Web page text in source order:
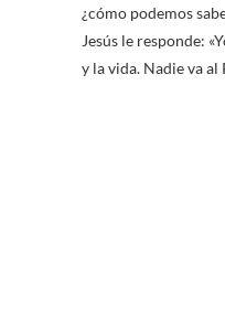
¿cómo podemos
Jesús le responde:
y la vida. Nadie va al